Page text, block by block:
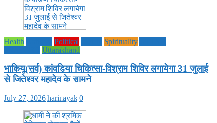
Health Political Spirituality
Uttarakhand
भाकियू(सर्व) कांवडिया चिकित्सा-विश्राम शिविर लगायेगा 31 जुलाई
से जितेश्वर महादेव के सामने
July 27, 2026 harinayak 0